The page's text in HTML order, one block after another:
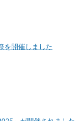
を開催しました